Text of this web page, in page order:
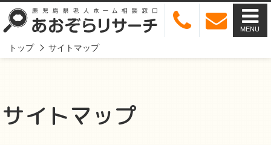
MENU
トップ サイトマップ
サイトマップ